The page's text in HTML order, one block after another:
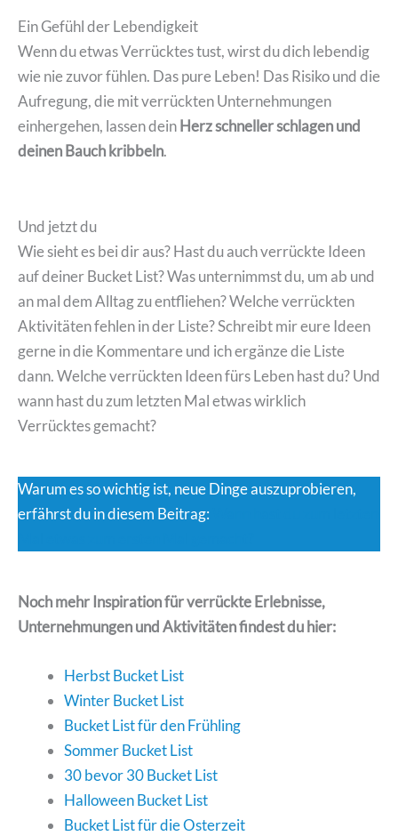
Ein Gefühl der Lebendigkeit
Wenn du etwas Verrücktes tust, wirst du dich lebendig
wie nie zuvor fühlen. Das pure Leben! Das Risiko und die
Aufregung, die mit verrückten Unternehmungen
einhergehen, lassen deinHerz schneller schlagen und
deinen Bauch kribbeln.
Und jetzt du
Wie sieht es bei dir aus? Hast du auch verrückte Ideen
auf deiner Bucket List? Was unternimmst du, um ab und
an mal dem Alltag zu entfliehen? Welche verrückten
Aktivitäten fehlen in der Liste? Schreibt mir eure Ideen
gerne in die Kommentare und ich ergänze die Liste
dann. Welche verrückten Ideen fürs Leben hast du? Und
wann hast du zum letzten Mal etwas wirklich
Verrücktes gemacht?
Warum es so wichtig ist, neue Dinge auszuprobieren,
erfährst du in diesem Beitrag:
Noch mehr Inspiration für verrückte Erlebnisse,
Unternehmungen und Aktivitäten findest du hier:
Herbst Bucket List
Winter Bucket List
Bucket List für den Frühling
Sommer Bucket List
30 bevor 30 Bucket List
Halloween Bucket List
Bucket List für die Osterzeit